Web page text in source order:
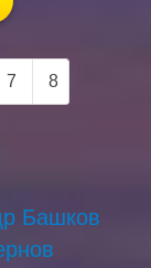
7 8
Башков